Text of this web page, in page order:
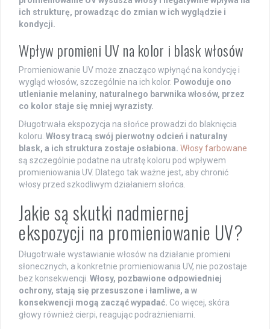
ich strukturę, prowadząc do zmian w ich wyglądzie i
kondycji.
Wpływ promieni UV na kolor i blask włosów
Promieniowanie UV może znacząco wpłynąć na kondycję i
wygląd włosów, szczególnie na ich kolor. Powoduje ono
utlenianie melaniny, naturalnego barwnika włosów, przez
co kolor staje się mniej wyrazisty.
Długotrwała ekspozycja na słońce prowadzi do blaknięcia
koloru. Włosy tracą swój pierwotny odcień i naturalny
blask, a ich struktura zostaje osłabiona. Włosy farbowane
są szczególnie podatne na utratę koloru pod wpływem
promieniowania UV. Dlatego tak ważne jest, aby chronić
włosy przed szkodliwym działaniem słońca.
Jakie są skutki nadmiernej
ekspozycji na promieniowanie UV?
Długotrwałe wystawianie włosów na działanie promieni
słonecznych, a konkretnie promieniowania UV, nie pozostaje
bez konsekwencji. Włosy, pozbawione odpowiedniej
ochrony, stają się przesuszone i łamliwe, a w
konsekwencji mogą zacząć wypadać. Co więcej, skóra
głowy również cierpi, reagując podrażnieniami.